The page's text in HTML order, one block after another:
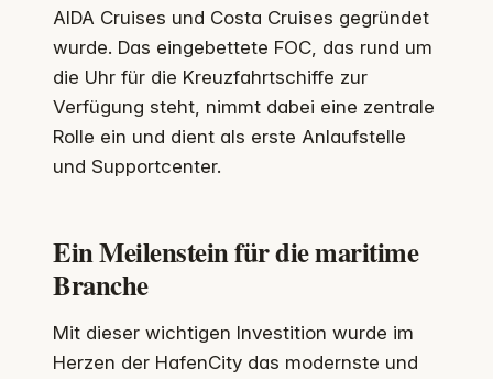
AIDA Cruises und Costa Cruises gegründet
wurde. Das eingebettete FOC, das rund um
die Uhr für die Kreuzfahrtschiffe zur
Verfügung steht, nimmt dabei eine zentrale
Rolle ein und dient als erste Anlaufstelle
und Supportcenter.
Ein Meilenstein für die maritime
Branche
Mit dieser wichtigen Investition wurde im
Herzen der HafenCity das modernste und